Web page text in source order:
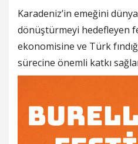
Karadeniz’in emeğini
dönüştürmeyi hedefleyen
ekonomisine ve Türk
sürecine önemli katkı